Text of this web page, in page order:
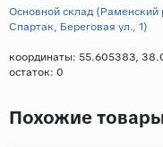
Основной склад (Раменский
Спартак, Береговая ул., 1)
координаты: 55.605383,
остаток: 0
Похожие